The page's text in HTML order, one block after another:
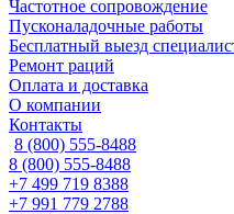
Частотное сопровождение
Пусконаладочные работы
Бесплатный выезд
Ремонт раций
Оплата и доставка
О компании
Контакты
8 (800) 555-8488
8 (800) 555-8488
+7 499 719 8388
+7 991 779 2788